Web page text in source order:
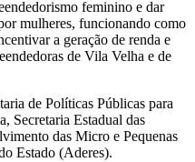
feminino e dar
mulheres, funcionando como
a geração de renda e
de Vila Velha e de
de Políticas Públicas para
Secretaria Estadual das
das Micro e Pequenas
Estado (Aderes).